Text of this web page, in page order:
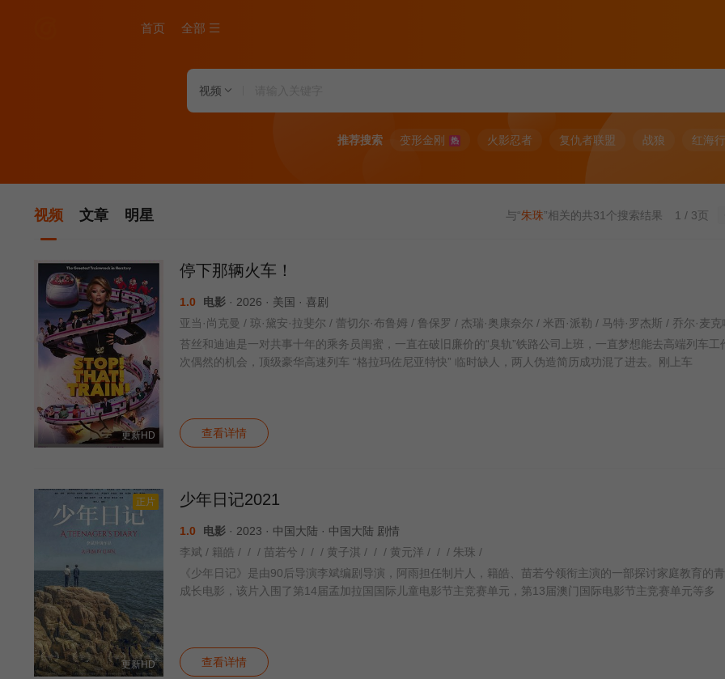
首页 全部
视频
推荐搜索 变形金刚 热 火影忍者 复仇者联盟 战狼 红海
视频 文章 明星 1 / 3页
与“朱珠”相关的共31 个搜索结果
更新HD
停下那辆火车！
1.0 电影 · 2026 · 美国 · 喜剧
苔丝和迪迪是一对共事十年的乘务员闺蜜，一直在破旧廉价的“臭轨”铁路公司上班，一直梦想能去高端列车工
次偶然的机会，顶级豪华高速列车 “格拉玛佐尼亚特快” 临时缺人，两人伪造简历成功混了进去。刚上车
查看详情
正片
更新HD
少年日记2021
1.0 电影 · 2023 · 中国大陆 · 中国大陆 剧情
李斌 / 籍皓 / / / 苗若兮 / / / 黄子淇 / / / 黄元洋 / / / 朱珠 /
《少年日记》是由90后导演李斌编剧导演，阿雨担任制片人，籍皓、苗若兮领衔主演的一部探讨家庭教育的
成长电影，该片入围了第14届孟加拉国国际儿童电影节主竞赛单元，第13届澳门国际电影节主竞赛单元等多
查看详情